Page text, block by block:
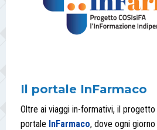
Il portale InFarmaco
Oltre ai viaggi in-formativi, il
portale InFarmaco, dove ogni